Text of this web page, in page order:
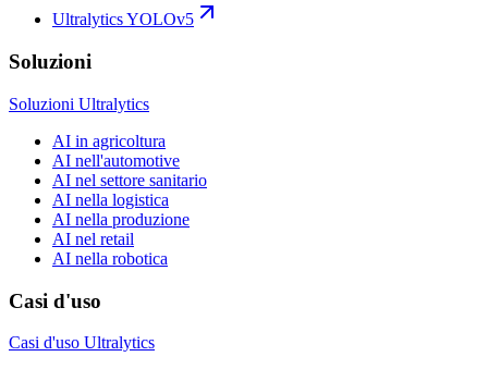
Ultralytics YOLOv5
Soluzioni
Soluzioni Ultralytics
AI in agricoltura
AI nell'automotive
AI nel settore sanitario
AI nella logistica
AI nella produzione
AI nel retail
AI nella robotica
Casi d'uso
Casi d'uso Ultralytics